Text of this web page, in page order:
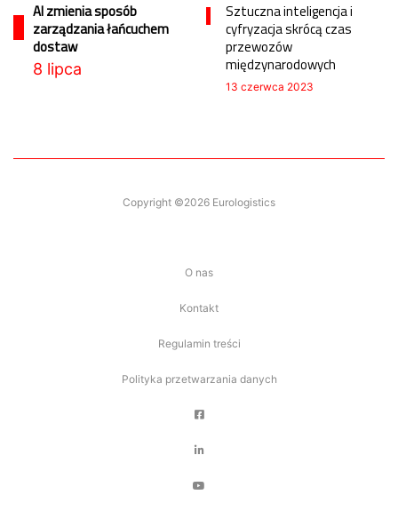
AI zmienia sposób
zarządzania łańcuchem
dostaw
8 lipca
Sztuczna inteligencja i
cyfryzacja skrócą czas
przewozów
międzynarodowych
13 czerwca 2023
Copyright ©2026 Eurologistics
O nas
Kontakt
Regulamin treści
Polityka przetwarzania danych